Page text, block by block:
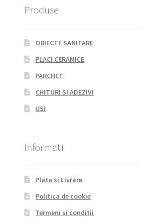
Produse
OBIECTE SANITARE
PLACI CERAMICE
PARCHET
CHITURI SI ADEZIVI
USI
Informatii
Plata si Livrare
Politica de cookie
Termeni si conditii